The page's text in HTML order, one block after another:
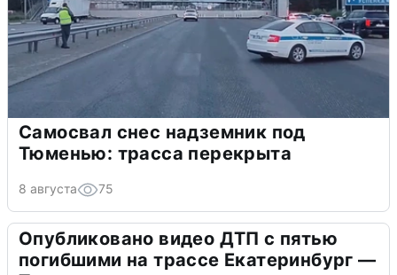
Самосвал снес надземник под
Тюменью: трасса перекрыта
8 августа 75
Опубликовано видео ДТП с пятью
погибшими на трассе Екатеринбург —